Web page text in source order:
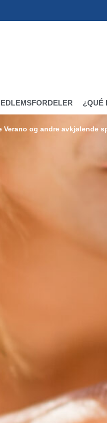
¿QUÉ
Verano og andre avkjølende